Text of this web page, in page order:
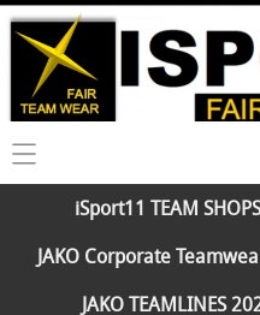
HOME
WEBSHOP
iSport11 TEAM SHOPS
JAKO Corporate
JAKO TEAMLINES